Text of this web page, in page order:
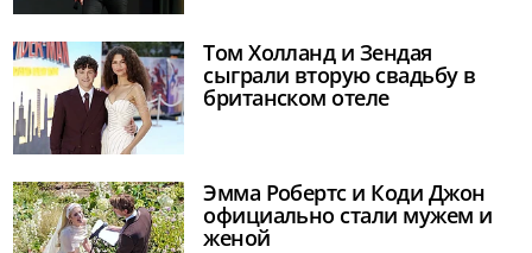
Том Холланд и Зендая
сыграли вторую свадьбу в
британском отеле
Эмма Робертс и Коди Джон
официально стали мужем и
женой